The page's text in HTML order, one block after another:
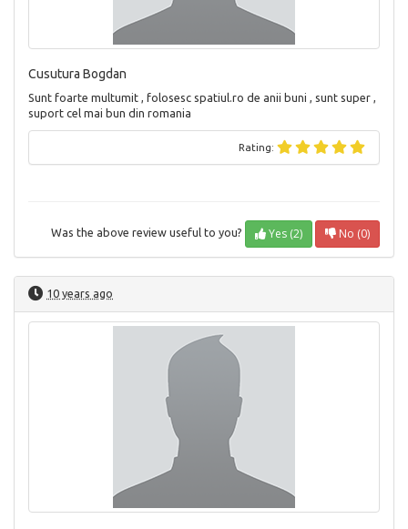
Cusutura Bogdan
Sunt foarte multumit , folosesc spatiul.ro de anii buni , sunt super ,
suport cel mai bun din romania
Rating:
Was the above review useful to you? Yes (2) No (0)
10 years ago